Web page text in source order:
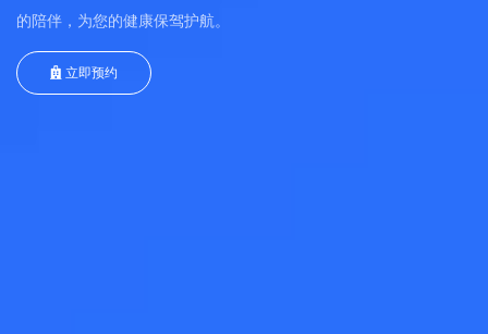
的陪伴，为您的健康保驾护航。
立即预约